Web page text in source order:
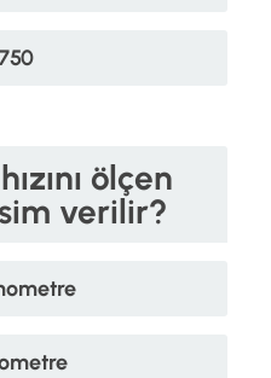
ölçen
verilir?